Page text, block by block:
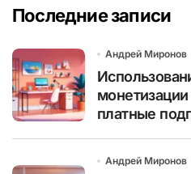
Последние записи
Андрей Миронов
платные
Андрей Миронов